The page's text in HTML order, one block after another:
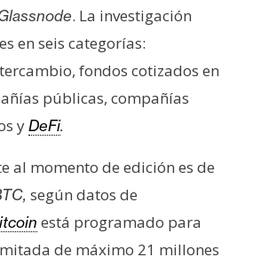
. La investigación
en seis categorías:
fondos cotizados en
públicas, compañías
yDeFi.
al momento de edición es de
según datos de
está programado para
de máximo 21 millones